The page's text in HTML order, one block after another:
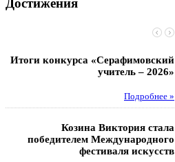
Достижения
Итоги конкурса «Серафимовский
учитель – 2026»
Подробнее »
Козина Виктория стала
победителем Международного
фестиваля искусств